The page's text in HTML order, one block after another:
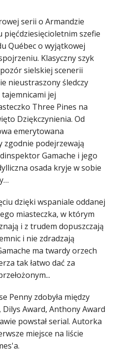
serii o Armandzie
pięćdziesięcioletnim szefie
Québec o wyjątkowej
Klasyczny szyk
sielskiej scenerii
nieustraszony śledczy
jej
Three Pines na
Dziękczynienia. Od
emerytowana
zgodnie podejrzewają
Gamache i jego
osada kryje w sobie
dzięki wspaniale oddanej
miasteczka, w którym
i z trudem dopuszczają
i nie zdradzają
ma twardy orzech
tak łatwo dać za
Penny zdobyła między
Award, Anthony Award
powstał serial. Autorka
miejsce na liście